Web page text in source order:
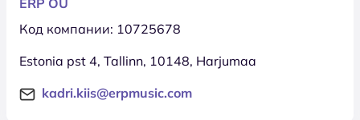
Код компании: 10725678
Estonia pst 4, Tallinn, 10148, Harjumaa
kadri.kiis@erpmusic.com